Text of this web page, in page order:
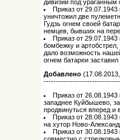
дивизии под ураганным
Приказ от
уничтожил две
Гудзь огнем своей
немцев, бывших на
Приказ от
бомбежку и
дало возможность
огнем батареи заставил
Добавлено
Приказ от
западнее Куйбышево,
продвинуться вперед и
Приказ от
на хутор Ново-
Приказ от